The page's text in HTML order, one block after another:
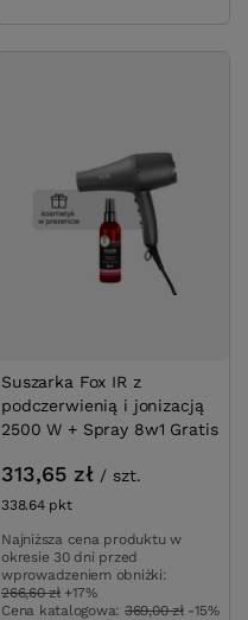
Suszarka Fox IR z
podczerwienią i jonizacją
2500 W + Spray 8w1 Gratis
313,65 zł / szt.
338.64 pktpunktów
Najniższa cena produktu w
okresie 30 dni przed
wprowadzeniem obniżki:
266,60 zł +17%
Cena katalogowa: 369,00 zł -15%